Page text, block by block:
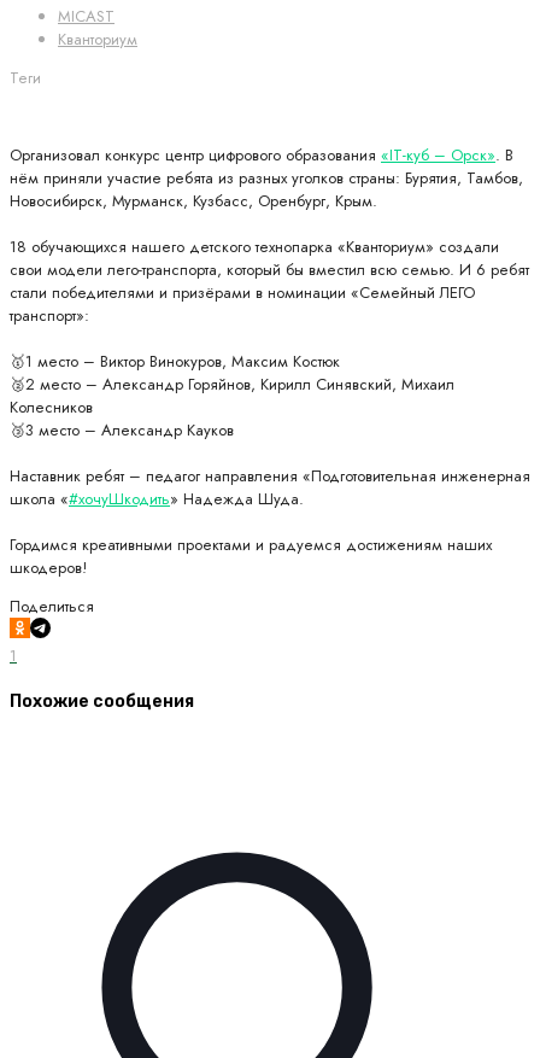
MICAST
Кванториум
Теги
Организовал конкурс центр цифрового образования «IT-куб – Орск». В
нём приняли участие ребята из разных уголков страны: Бурятия, Тамбов,
Новосибирск, Мурманск, Кузбасс, Оренбург, Крым.
18 обучающихся нашего детского технопарка «Кванториум» создали
свои модели лего-транспорта, который бы вместил всю семью. И 6 ребят
стали победителями и призёрами в номинации «Семейный ЛЕГО
транспорт»:
🥇1 место – Виктор Винокуров, Максим Костюк
🥈2 место – Александр Горяйнов, Кирилл Синявский, Михаил
Колесников
🥉3 место – Александр Кауков
Наставник ребят – педагог направления «Подготовительная инженерная
школа «#хочуШкодить» Надежда Шуда.
Гордимся креативными проектами и радуемся достижениям наших
шкодеров!
Поделиться
1
Похожие сообщения